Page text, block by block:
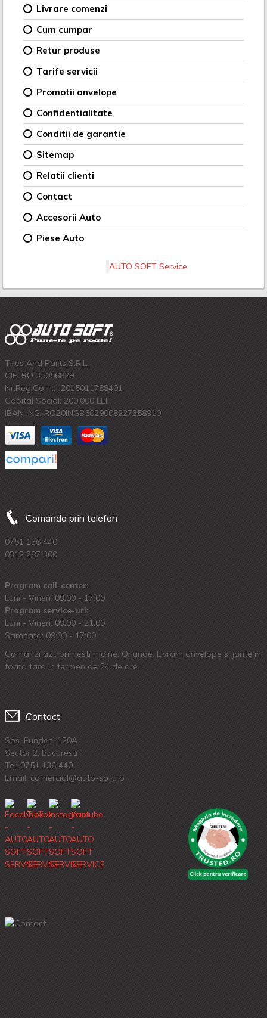
Livrare comenzi
Cum cumpar
Retur produse
Tarife servicii
Promotii anvelope
Confidentialitate
Conditii de garantie
Sitemap
Relatii clienti
Contact
Accesorii Auto
Piese Auto
AUTO SOFT Service
Tires And Parts S.R.L.
CIF: RO 35056829
Nr.Reg.Com.: J2015011788401
Capital Social: 200.000 LEI
IBAN ING: RO20INGB5029008227358910
Comanda prin telefon
0751 136 440
0312 287 300
Program call-center:
Luni - Vineri: 09:00 - 17:00
Program service-uri:
Luni - Vineri: 09.00 - 21:00
Sambata: 09:00 - 17:00
Comanzi azi, primesti maine. Oriunde. Livram anvelope si jante in
toata tara in termen de 24 de ore.
Contact
Sos. Fundeni 120A
Sector 2, Bucuresti
Tel: 0751 136 440
Email: comercial@auto-soft.ro